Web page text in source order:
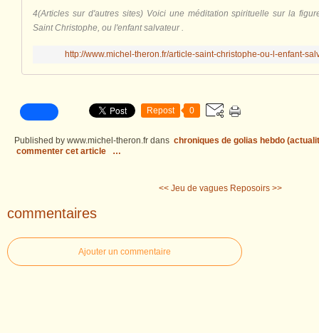
4(Articles sur d'autres sites) Voici une méditation spirituelle sur la
Saint Christophe, ou l'enfant salvateur .
http://www.michel-theron.fr/article-saint-christophe-ou-l-enfant-
Repost 0
Published by www.michel-theron.fr dans chroniques de golias hebdo
commenter cet article
…
<< Jeu de vagues Reposoirs >>
commentaires
Ajouter un commentaire